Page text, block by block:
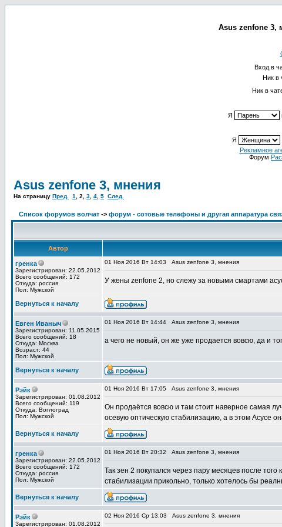
Asus zenfone 3,
Вход в
Ник в
Ник в
Я
Я
Рекламное
Форум
Asus zenfone 3, мнения
На страницу Пред. 1 2 3 4 5 След.
Список форумов волчат -> форум - сотовые телефоны и другая аппаратура
Автор
гренка
Зарегистрирован: 22.05.2012
Всего сообщений: 172
Откуда: россия
Пол: Мужской
01 Ноя 2016 Вт 14:03 Asus zenfone 3, мнения
У жены zenfone 2, но слежу за новыми смартами
Вернуться к началу
Евген Иваныч
Зарегистрирован: 11.05.2015
Всего сообщений: 18
Откуда: Москва
Возраст: 44
Пол: Мужской
01 Ноя 2016 Вт 14:44 Asus zenfone 3, мнения
а чего не новый, он же уже продается вовсю, да и
Вернуться к началу
Рэйк
Зарегистрирован: 01.08.2012
Всего сообщений: 119
Откуда: Воглоград
Пол: Мужской
01 Ноя 2016 Вт 17:05 Asus zenfone 3, мнения
Он продаётся вовсю и там стоит наверное самая
осевую оптическую стабилизацию, а в этом Асусе
Вернуться к началу
гренка
Зарегистрирован: 22.05.2012
Всего сообщений: 172
Откуда: россия
Пол: Мужской
01 Ноя 2016 Вт 20:32 Asus zenfone 3, мнения
Так зен 2 покупался через пару месяцев после
стабилизации прикольно, только хотелось бы
Вернуться к началу
Рэйк
Зарегистрирован: 01.08.2012
02 Ноя 2016 Ср 13:03 Asus zenfone 3, мнения